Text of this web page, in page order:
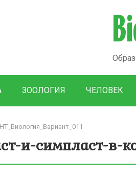
ЗООЛОГИЯ ЧЕЛОВЕК
и-симпласт-в-